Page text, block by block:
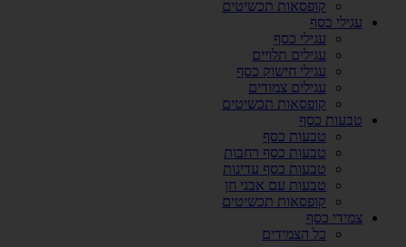
קופסאות תכשיטים
עגילי כסף
עגילי כסף
עגילים תלויים
עגילי חישוק כסף
עגילים צמודים
קופסאות תכשיטים
טבעות כסף
טבעות כסף
טבעות כסף רחבות
טבעות כסף עדינות
טבעות עם אבני חן
קופסאות תכשיטים
צמידי כסף
כל הצמידים